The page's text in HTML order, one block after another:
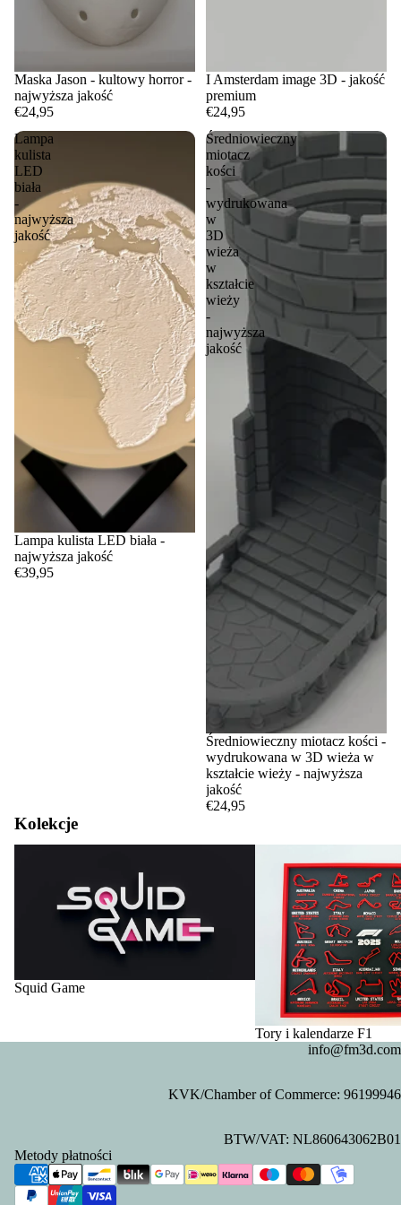
Maska Jason - kultowy horror -
najwyższa jakość
€24,95
I Amsterdam image 3D - jakość
premium
€24,95
Lampa
kulista
LED
biała
-
najwyższa
jakość
Lampa kulista LED biała -
najwyższa jakość
€39,95
Średniowieczny
miotacz
kości
-
wydrukowana
w
3D
wieża
w
kształcie
wieży
-
najwyższa
jakość
Średniowieczny miotacz kości -
wydrukowana w 3D wieża w
kształcie wieży - najwyższa
jakość
€24,95
Kolekcje
Squid Game
Tory i kalendarze F1
info@fm3d.com
KVK/Chamber of Commerce: 96199946
BTW/VAT: NL860643062B01
Metody płatności
Dane kontaktowe
Warunki świadczenia usług